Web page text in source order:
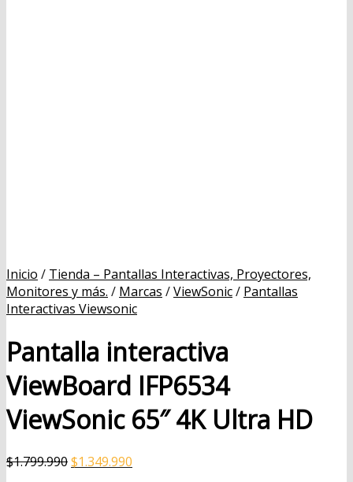
Inicio / Tienda – Pantallas Interactivas, Proyectores,
Monitores y más. / Marcas /ViewSonic/ Pantallas
Interactivas Viewsonic
Pantalla interactiva
ViewBoard IFP6534
ViewSonic 65″ 4K Ultra HD
$1.799.990El
$1.349.990